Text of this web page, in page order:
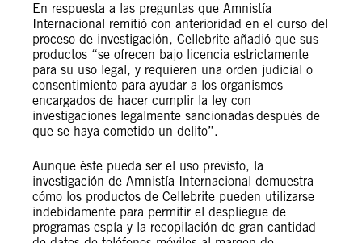
En respuesta a las preguntas que Amnistía
Internacional remitió con anterioridad en el curso del
proceso de investigación, Cellebrite añadió que sus
productos “se ofrecen bajo licencia estrictamente
para su uso legal, y requieren una orden judicial o
consentimiento para ayudar a los organismos
encargados de hacer cumplir la ley con
investigaciones legalmente sancionadas después de
que se haya cometido un delito”.
Aunque éste pueda ser el uso previsto, la
investigación de Amnistía Internacional demuestra
cómo los productos de Cellebrite pueden utilizarse
indebidamente para permitir el despliegue de
programas espía y la recopilación de gran cantidad